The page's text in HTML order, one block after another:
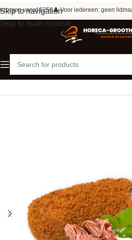
Skip to navigation
Skip to main content
vanaf €250👤 Voor iedereen: geen
Home Outlet